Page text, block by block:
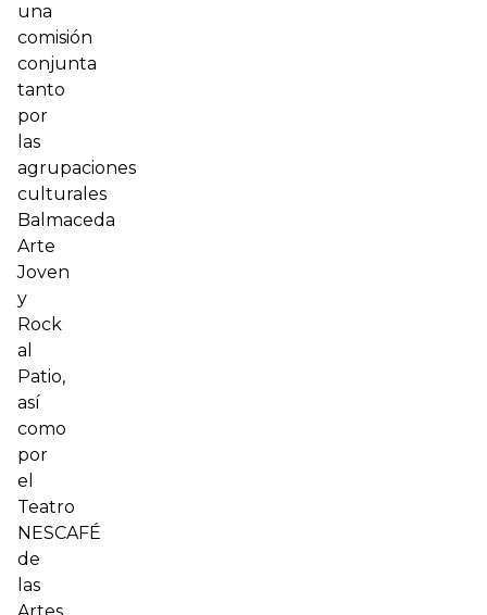
una
comisión
conjunta
tanto
por
las
agrupaciones
culturales
Balmaceda
Arte
Joven
y
Rock
al
Patio,
así
como
por
el
Teatro
NESCAFÉ
de
las